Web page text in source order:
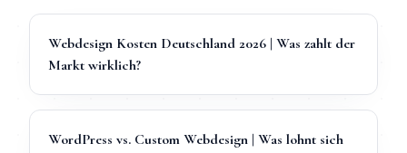
Webdesign Kosten Deutschland 2026 | Was zahlt der
Markt wirklich?
WordPress vs. Custom Webdesign | Was lohnt sich